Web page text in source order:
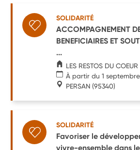
SOLIDARITÉ
ACCOMPAGNEMENT
BENEFICIAIRES ET
...
LES RESTOS DU COEUR
À partir du 1
PERSAN (95340)
SOLIDARITÉ
Favoriser le
vivre-ensemble dans